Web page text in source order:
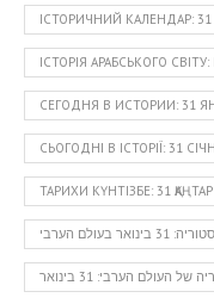
ІСТОРИЧНИЙ КАЛЕНДАР: 31
ІСТОРІЯ АРАБСЬКОГО
СЕГОДНЯ В ИСТОРИИ: 31
СЬОГОДНІ В ІСТОРІЇ: 31
ТАРИХИ КҮНТІЗБЕ: 31
בעולם הערבי
של העולם הערבי: 31 בינואר